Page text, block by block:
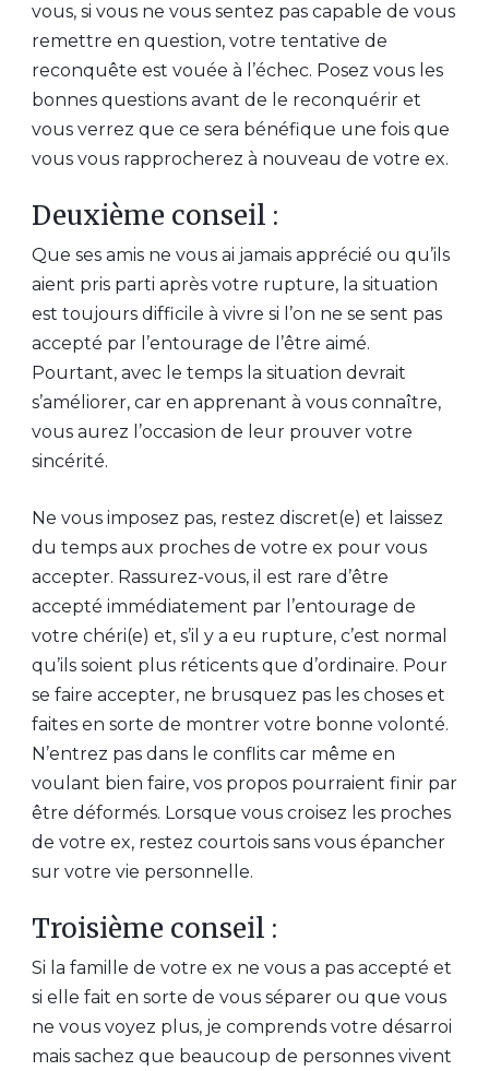
vous, si vous ne vous sentez pas capable de vous
remettre en question, votre tentative de
reconquête est vouée à l’échec. Posez vous les
bonnes questions avant de le reconquérir et
vous verrez que ce sera bénéfique une fois que
vous vous rapprocherez à nouveau de votre ex.
Deuxième conseil :
Que ses amis ne vous ai jamais apprécié ou qu’ils
aient pris parti après votre rupture, la situation
est toujours difficile à vivre si l’on ne se sent pas
accepté par l’entourage de l’être aimé.
Pourtant, avec le temps la situation devrait
s’améliorer, car en apprenant à vous connaître,
vous aurez l’occasion de leur prouver votre
sincérité.
Ne vous imposez pas, restez discret(e) et laissez
du temps aux proches de votre ex pour vous
accepter. Rassurez-vous, il est rare d’être
accepté immédiatement par l’entourage de
votre chéri(e) et, s’il y a eu rupture, c’est normal
qu’ils soient plus réticents que d’ordinaire. Pour
se faire accepter, ne brusquez pas les choses et
faites en sorte de montrer votre bonne volonté.
N’entrez pas dans le conflits car même en
voulant bien faire, vos propos pourraient finir par
être déformés. Lorsque vous croisez les proches
de votre ex, restez courtois sans vous épancher
sur votre vie personnelle.
Troisième conseil :
Si la famille de votre ex ne vous a pas accepté et
si elle fait en sorte de vous séparer ou que vous
ne vous voyez plus, je comprends votre désarroi
mais sachez que beaucoup de personnes vivent